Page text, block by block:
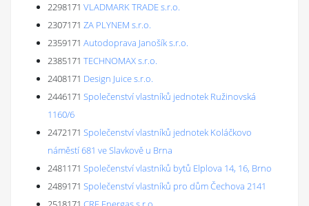
2298171 VLADMARK TRADE s.r.o.
2307171 ZA PLYNEM s.r.o.
2359171 Autodoprava Janošík s.r.o.
2385171 TECHNOMAX s.r.o.
2408171 Design Juice s.r.o.
2446171 Společenství vlastníků jednotek Ružinovská
1160/6
2472171 Společenství vlastníků jednotek Koláčkovo
náměstí 681 ve Slavkově u Brna
2481171 Společenství vlastníků bytů Elplova 14, 16, Brno
2489171 Společenství vlastníků pro dům Čechova 2141